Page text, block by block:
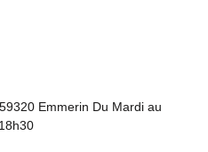
Emmerin Du Mardi au